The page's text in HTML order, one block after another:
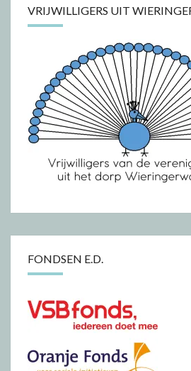
VRIJWILLIGERS UIT
FONDSEN E.D.